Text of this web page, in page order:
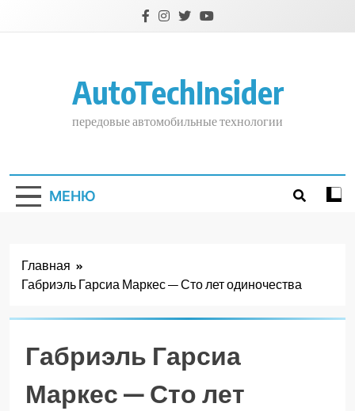
AutoTechInsider
передовые автомобильные технологии
МЕНЮ
Главная
Габриэль Гарсиа Маркес — Сто лет одиночества
Габриэль Гарсиа
Маркес — Сто лет